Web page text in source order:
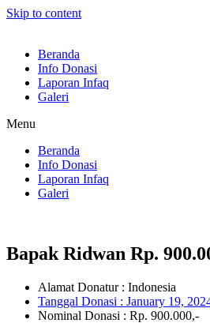
Skip to content
Beranda
Info Donasi
Laporan Infaq
Galeri
Menu
Beranda
Info Donasi
Laporan Infaq
Galeri
Bapak Ridwan Rp.
Alamat Donatur : Indonesia
Tanggal Donasi : January 19,
Nominal Donasi : Rp. 900.000,-